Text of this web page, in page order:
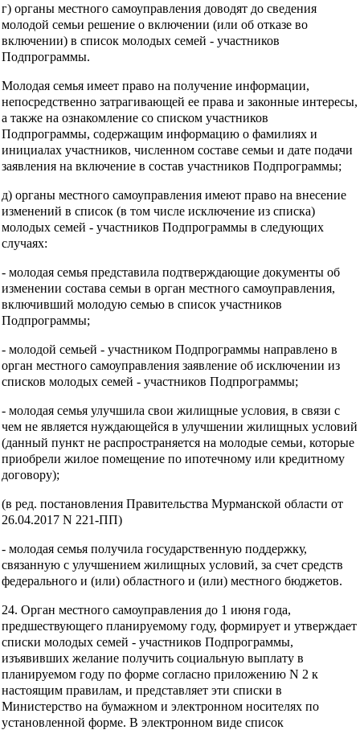
г) органы местного самоуправления доводят до сведения
молодой семьи решение о включении (или об отказе во
включении) в список молодых семей - участников
Подпрограммы.
Молодая семья имеет право на получение информации,
непосредственно затрагивающей ее права и законные интересы,
а также на ознакомление со списком участников
Подпрограммы, содержащим информацию о фамилиях и
инициалах участников, численном составе семьи и дате подачи
заявления на включение в состав участников Подпрограммы;
д) органы местного самоуправления имеют право на внесение
изменений в список (в том числе исключение из списка)
молодых семей - участников Подпрограммы в следующих
случаях:
- молодая семья представила подтверждающие документы об
изменении состава семьи в орган местного самоуправления,
включивший молодую семью в список участников
Подпрограммы;
- молодой семьей - участником Подпрограммы направлено в
орган местного самоуправления заявление об исключении из
списков молодых семей - участников Подпрограммы;
- молодая семья улучшила свои жилищные условия, в связи с
чем не является нуждающейся в улучшении жилищных условий
(данный пункт не распространяется на молодые семьи, которые
приобрели жилое помещение по ипотечному или кредитному
договору);
(в ред. постановления Правительства Мурманской области от
26.04.2017 N 221-ПП)
- молодая семья получила государственную поддержку,
связанную с улучшением жилищных условий, за счет средств
федерального и (или) областного и (или) местного бюджетов.
24. Орган местного самоуправления до 1 июня года,
предшествующего планируемому году, формирует и утверждает
списки молодых семей - участников Подпрограммы,
изъявивших желание получить социальную выплату в
планируемом году по форме согласно приложению N 2 к
настоящим правилам, и представляет эти списки в
Министерство на бумажном и электронном носителях по
установленной форме. В электронном виде список